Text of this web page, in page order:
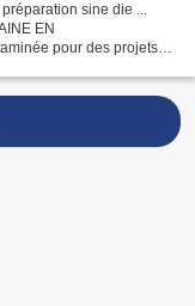
sine die ...
EN
pour des projets